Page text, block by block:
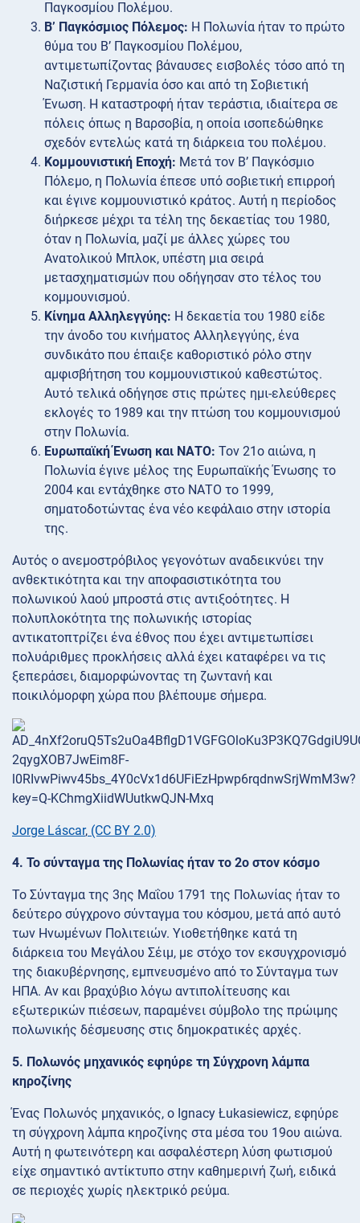
Παγκοσμίου Πολέμου.
Β’ Παγκόσμιος Πόλεμος: Η Πολωνία ήταν το πρώτο
θύμα του Β’ Παγκοσμίου Πολέμου,
αντιμετωπίζοντας βάναυσες εισβολές τόσο από τη
Ναζιστική Γερμανία όσο και από τη Σοβιετική
Ένωση. Η καταστροφή ήταν τεράστια, ιδιαίτερα σε
πόλεις όπως η Βαρσοβία, η οποία ισοπεδώθηκε
σχεδόν εντελώς κατά τη διάρκεια του πολέμου.
Κομμουνιστική Εποχή: Μετά τον Β’ Παγκόσμιο
Πόλεμο, η Πολωνία έπεσε υπό σοβιετική επιρροή
και έγινε κομμουνιστικό κράτος. Αυτή η περίοδος
διήρκεσε μέχρι τα τέλη της δεκαετίας του 1980,
όταν η Πολωνία, μαζί με άλλες χώρες του
Ανατολικού Μπλοκ, υπέστη μια σειρά
μετασχηματισμών που οδήγησαν στο τέλος του
κομμουνισμού.
Κίνημα Αλληλεγγύης: Η δεκαετία του 1980 είδε
την άνοδο του κινήματος Αλληλεγγύης, ένα
συνδικάτο που έπαιξε καθοριστικό ρόλο στην
αμφισβήτηση του κομμουνιστικού καθεστώτος.
Αυτό τελικά οδήγησε στις πρώτες ημι-ελεύθερες
εκλογές το 1989 και την πτώση του κομμουνισμού
στην Πολωνία.
Ευρωπαϊκή Ένωση και ΝΑΤΟ: Τον 21ο αιώνα, η
Πολωνία έγινε μέλος της Ευρωπαϊκής Ένωσης το
2004 και εντάχθηκε στο ΝΑΤΟ το 1999,
σηματοδοτώντας ένα νέο κεφάλαιο στην ιστορία
της.
Αυτός ο ανεμοστρόβιλος γεγονότων αναδεικνύει την
ανθεκτικότητα και την αποφασιστικότητα του
πολωνικού λαού μπροστά στις αντιξοότητες. Η
πολυπλοκότητα της πολωνικής ιστορίας
αντικατοπτρίζει ένα έθνος που έχει αντιμετωπίσει
πολυάριθμες προκλήσεις αλλά έχει καταφέρει να τις
ξεπεράσει, διαμορφώνοντας τη ζωντανή και
ποικιλόμορφη χώρα που βλέπουμε σήμερα.
Jorge Láscar, (CC BY 2.0)
4. Το σύνταγμα της Πολωνίας ήταν το 2ο στον κόσμο
Το Σύνταγμα της 3ης Μαΐου 1791 της Πολωνίας ήταν το
δεύτερο σύγχρονο σύνταγμα του κόσμου, μετά από αυτό
των Ηνωμένων Πολιτειών. Υιοθετήθηκε κατά τη
διάρκεια του Μεγάλου Σέιμ, με στόχο τον εκσυγχρονισμό
της διακυβέρνησης, εμπνευσμένο από το Σύνταγμα των
ΗΠΑ. Αν και βραχύβιο λόγω αντιπολίτευσης και
εξωτερικών πιέσεων, παραμένει σύμβολο της πρώιμης
πολωνικής δέσμευσης στις δημοκρατικές αρχές.
5. Πολωνός μηχανικός εφηύρε τη Σύγχρονη λάμπα
κηροζίνης
Ένας Πολωνός μηχανικός, ο Ignacy Łukasiewicz, εφηύρε
τη σύγχρονη λάμπα κηροζίνης στα μέσα του 19ου αιώνα.
Αυτή η φωτεινότερη και ασφαλέστερη λύση φωτισμού
είχε σημαντικό αντίκτυπο στην καθημερινή ζωή, ειδικά
σε περιοχές χωρίς ηλεκτρικό ρεύμα.